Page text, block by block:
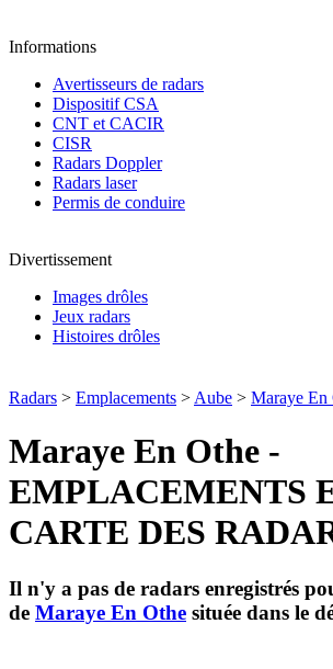
Informations
Avertisseurs de radars
Dispositif CSA
CNT et CACIR
CISR
Radars Doppler
Radars laser
Permis de conduire
Divertissement
Images drôles
Jeux radars
Histoires drôles
Radars > Emplacements > Aube > Maraye En
Maraye En Othe -
EMPLACEMENTS
CARTE DES
Il n'y a pas de radars enregistrés
de Maraye En Othe située dans le